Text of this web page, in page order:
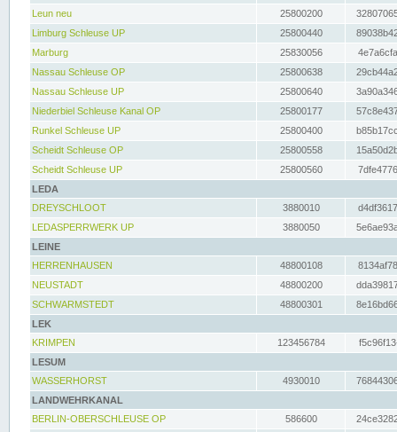
Leun neu
25800200
Limburg Schleuse UP
25800440
Marburg
25830056
Nassau Schleuse OP
25800638
Nassau Schleuse UP
25800640
Niederbiel Schleuse Kanal OP
25800177
Runkel Schleuse UP
25800400
Scheidt Schleuse OP
25800558
Scheidt Schleuse UP
25800560
LEDA
DREYSCHLOOT
3880010
LEDASPERRWERK UP
3880050
LEINE
HERRENHAUSEN
48800108
NEUSTADT
48800200
SCHWARMSTEDT
48800301
LEK
KRIMPEN
123456784
LESUM
WASSERHORST
4930010
LANDWEHRKANAL
BERLIN-OBERSCHLEUSE OP
586600